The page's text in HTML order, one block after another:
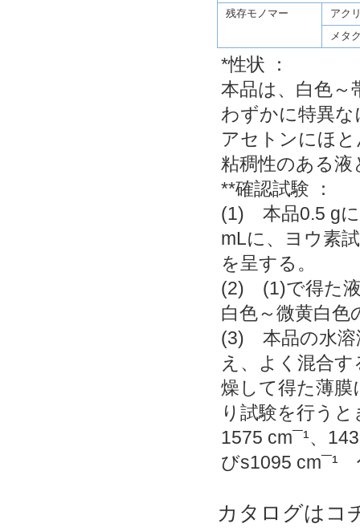
残存モノマー
アク
メタ
*性状 ：
本品は、白色～
わずかに特異
アセトンにほ
粘稠性のある液
**確認試験 ：
(1) 本品0.5 gに
mLに、ヨウ素
を呈する。
(2) (1)で得た液
白色～微黄白色
(3) 本品の水溶
え、よく混合
燥して得た薄膜
り試験を行うと
1575 cm¯¹、
びs1095 cm¯¹
カタログはコ